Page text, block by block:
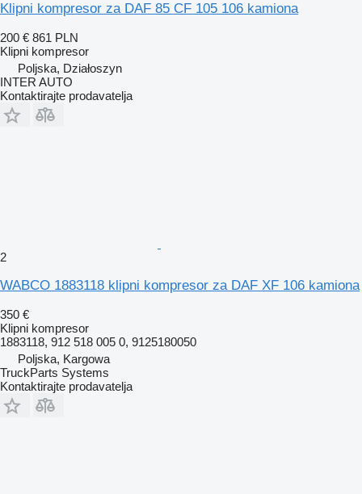
Klipni kompresor za DAF 85 CF 105 106 kamiona
200 € 861 PLN
Klipni kompresor
Poljska, Działoszyn
INTER AUTO
Kontaktirajte prodavatelja
2
WABCO 1883118 klipni kompresor za DAF XF 106 kamiona
350 €
Klipni kompresor
1883118, 912 518 005 0, 9125180050
Poljska, Kargowa
TruckParts Systems
Kontaktirajte prodavatelja